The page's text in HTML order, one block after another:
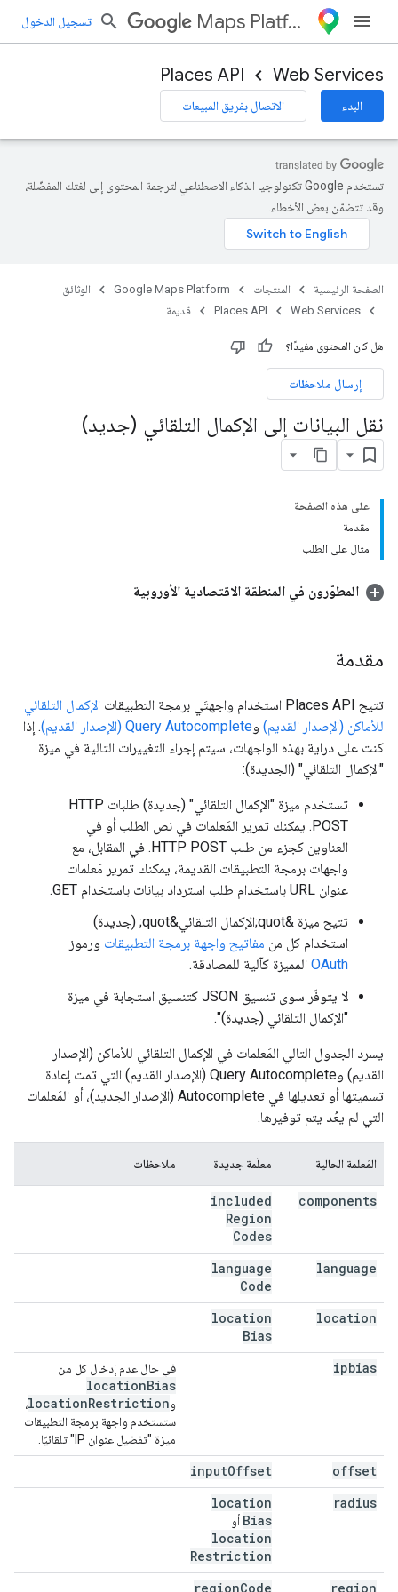
Maps Platform تسجيل الدخول
Web Services
Places API
البدء الاتصال بفريق المبيعات
تستخدم Google تكنولوجيا الذكاء الاصطناعي لترجمة المحتوى إلى لغتك المفضّلة،
وقد تتضمّن بعض الأخطاء.
الصفحة الرئيسية المنتجات Google Maps Platform
الوثائق
Web Services
Places API قديمة
هل كان المحتوى مفيدًا؟
إرسال ملاحظات
نقل البيانات إلى الإكمال التلقائي (جديد)
على هذه الصفحة
مقدمة
مثال على الطلب
المطوّرون في المنطقة الاقتصادية الأوروبية
مقدمة
تتيح Places API استخدام واجهتَي برمجة التطبيقات
الإكمال التلقائي
للأماكن (الإصدار القديم) وQuery Autocomplete (الإصدار القديم)
. إذا
كنت على دراية بهذه الواجهات، سيتم إجراء التغييرات التالية في ميزة
"الإكمال التلقائي" (الجديدة):
تستخدم ميزة "الإكمال التلقائي" (جديدة) طلبات HTTP
POST. يمكنك تمرير المَعلمات في نص الطلب أو في
العناوين كجزء من طلب HTTP POST. في المقابل، مع
واجهات برمجة التطبيقات القديمة، يمكنك تمرير مَعلمات
عنوان URL باستخدام طلب استرداد بيانات باستخدام GET.
تتيح ميزة &quot;الإكمال التلقائي&quot; (جديدة)
استخدام كل من مفاتيح واجهة برمجة التطبيقات ورموز
OAuth المميزة كآلية للمصادقة.
لا يتوفّر سوى تنسيق JSON كتنسيق استجابة في ميزة
"الإكمال التلقائي (جديدة)".
يسرد الجدول التالي المَعلمات في الإكمال التلقائي للأماكن (الإصدار
القديم) وQuery Autocomplete (الإصدار القديم) التي تمت إعادة
تسميتها أو تعديلها في Autocomplete (الإصدار الجديد)، أو المَعلمات
التي لم يعُد يتم توفيرها.
المَعلمة الحالية معلَمة جديدة ملاحظات
components
included
Region
Codes
language
language
Code
location
location
Bias
ipbias
في حال عدم إدخال كل من
locationBias
و locationRestriction
،
ستستخدم واجهة برمجة التطبيقات
ميزة "تفضيل عنوان IP" تلقائيًا.
offset
inputOffset
radius
location
Bias أو
location
Restriction
region
regionCode